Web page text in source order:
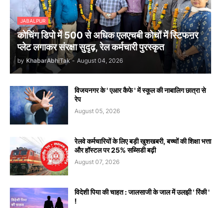
JABALPUR
कोचिंग डिपो में 500 से अधिक एलएचबी कोचों में स्टिफऩर
प्लेट लगाकर संरक्षा सुदृढ़, रेल कर्मचारी पुरस्कृत
by KhabarAbhiTak - August 04, 2026
विजयनगर के ' एआर कैफे ' में स्कूल की नाबालिग छात्रा से
रेप
August 05, 2026
रेलवे कर्मचारियों के लिए बड़ी खुशखबरी, बच्चों की शिक्षा भत्ता
और हॉस्टल पर 25% सब्सिडी बढ़ी
August 07, 2026
विदेशी पिया की चाहत : जालसाजी के जाल में उलझी ' रिंकी '
!